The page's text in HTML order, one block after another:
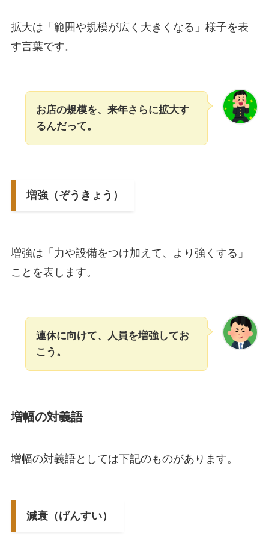
拡大は「範囲や規模が広く大きくなる」様子を表
す言葉です。
お店の規模を、来年さらに拡大す
るんだって。
増強（ぞうきょう）
増強は「力や設備をつけ加えて、より強くする」
ことを表します。
連休に向けて、人員を増強してお
こう。
増幅の対義語
増幅の対義語としては下記のものがあります。
減衰（げんすい）